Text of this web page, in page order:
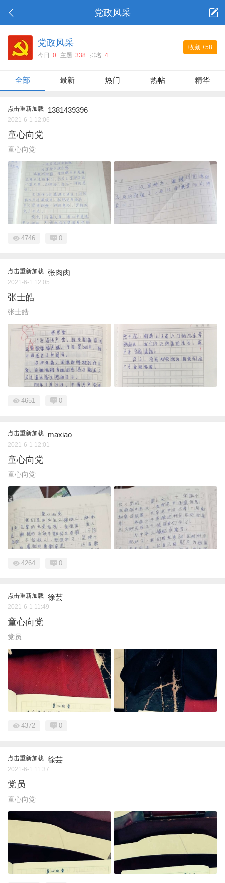
党政风采
收藏 +58
党政风采
今日: 0 主题: 338 排名: 4
全部 最新 热门 热帖 精华
点击重新加载 1381439396
2021-6-1 12:06
童心向党
童心向党
4746 0
点击重新加载 张肉肉
2021-6-1 12:05
张士皓
张士皓
4651 0
点击重新加载 maxiao
2021-6-1 12:01
童心向党
童心向党
4264 0
点击重新加载 徐芸
2021-6-1 11:49
童心向党
党员
4372 0
点击重新加载 徐芸
2021-6-1 11:37
党员
童心向党